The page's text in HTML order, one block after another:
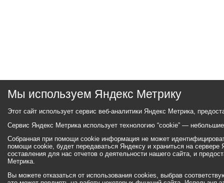
Мы используем Яндекс Метрику
Этот сайт использует сервис веб-аналитики Яндекс Метрика,
Сервис Яндекс Метрика использует технологию “cookie” —
Собранная при помощи cookie информация не может
помощи cookie, будет передаваться Яндексу и храниться на
составления для нас отчетов о деятельности нашего сайта, и
Метрика.
Вы можете отказаться от использования cookies, выбрав